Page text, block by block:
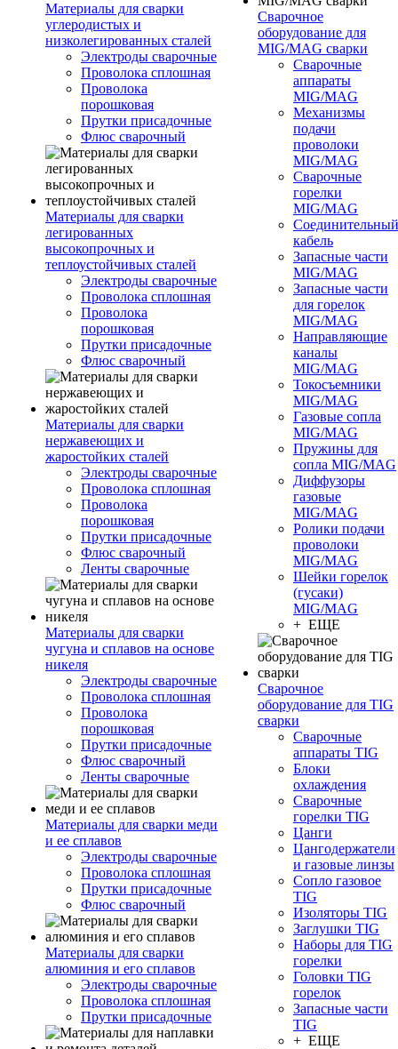
Материалы для сварки
углеродистых и
низколегированных сталей
Электроды сварочные
Проволока сплошная
Проволока
порошковая
Прутки присадочные
Флюс сварочный
Материалы для сварки
легированных
высокопрочных и
теплоустойчивых сталей
Электроды сварочные
Проволока сплошная
Проволока
порошковая
Прутки присадочные
Флюс сварочный
Материалы для сварки
нержавеющих и
жаростойких сталей
Электроды сварочные
Проволока сплошная
Проволока
порошковая
Прутки присадочные
Флюс сварочный
Ленты сварочные
Материалы для сварки
чугуна и сплавов на основе
никеля
Электроды сварочные
Проволока сплошная
Проволока
порошковая
Прутки присадочные
Флюс сварочный
Ленты сварочные
Материалы для сварки меди
и ее сплавов
Электроды сварочные
Проволока сплошная
Прутки присадочные
Флюс сварочный
Материалы для сварки
алюминия и его сплавов
Электроды сварочные
Проволока сплошная
Прутки присадочные
Сварочное
оборудование для
MIG/MAG сварки
Сварочные
аппараты
MIG/MAG
Механизмы
подачи
проволоки
MIG/MAG
Сварочные
горелки
MIG/MAG
Соединительный
кабель
Запасные части
MIG/MAG
Запасные части
для горелок
MIG/MAG
Направляющие
каналы
MIG/MAG
Токосъемники
MIG/MAG
Газовые сопла
MIG/MAG
Пружины для
сопла MIG/MAG
Диффузоры
газовые
MIG/MAG
Ролики подачи
проволоки
MIG/MAG
Шейки горелок
(гусаки)
MIG/MAG
+ ЕЩЕ
Сварочное
оборудование для TIG
сварки
Сварочные
аппараты TIG
Блоки
охлаждения
Сварочные
горелки TIG
Цанги
Цангодержатели
и газовые линзы
Сопло газовое
TIG
Изоляторы TIG
Заглушки TIG
Наборы для TIG
горелки
Головки TIG
горелок
Запасные части
TIG
+ ЕЩЕ